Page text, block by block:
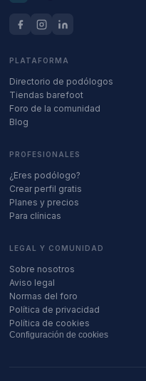
PLATAFORMA
Directorio de podólogos
Tiendas barefoot
Foro de la comunidad
Blog
PROFESIONALES
¿Eres podólogo?
Crear perfil gratis
Planes y precios
Para clínicas
LEGAL Y COMUNIDAD
Sobre nosotros
Aviso legal
Normas del foro
Política de privacidad
Política de cookies
Configuración de cookies